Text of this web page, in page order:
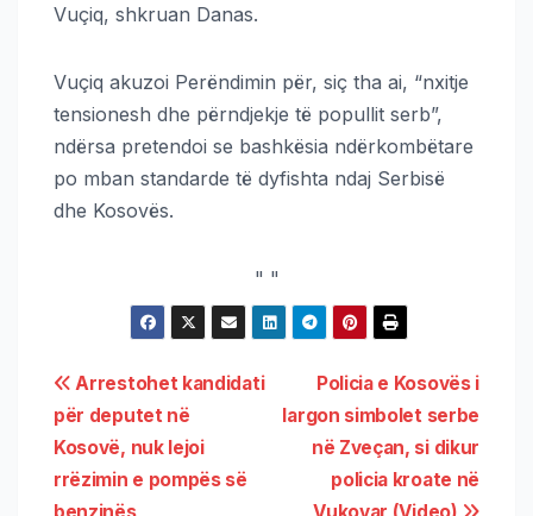
Vuçiq, shkruan Danas.
Vuçiq akuzoi Perëndimin për, siç tha ai, “nxitje
tensionesh dhe përndjekje të popullit serb”,
ndërsa pretendoi se bashkësia ndërkombëtare
po mban standarde të dyfishta ndaj Serbisë
dhe Kosovës.
" "
Policia e Kosovës i
largon simbolet serbe
në Zveçan, si dikur
policia kroate në
Vukovar (Video)
Arrestohet kandidati
për deputet në
Kosovë, nuk lejoi
rrëzimin e pompës së
benzinës